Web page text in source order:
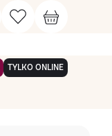
TYLKO ONLINE